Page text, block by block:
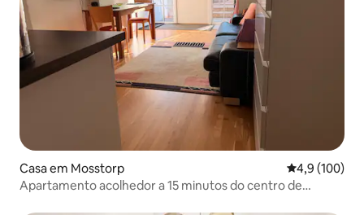
Casa em Mosstorp Classificação
4,9 (100)
Apartamento acolhedor a 15 minutos do centro de